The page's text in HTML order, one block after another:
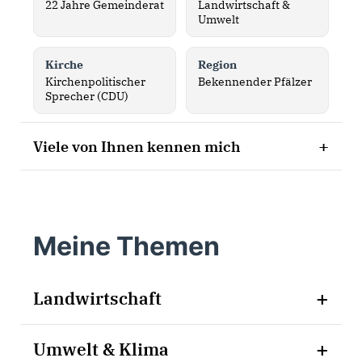
22 Jahre Gemeinderat
Landwirtschaft &
Umwelt
Kirche
Kirchenpolitischer
Sprecher (CDU)
Region
Bekennender Pfälzer
Viele von Ihnen kennen mich +
Mitglied der Freiwilligen Feuerwehr (42 Jahre)
Meine Themen
Landwirtschaft +
Ohne Landwirtschaft gibt es keine Zukunft. Punkt.
Umwelt & Klima +